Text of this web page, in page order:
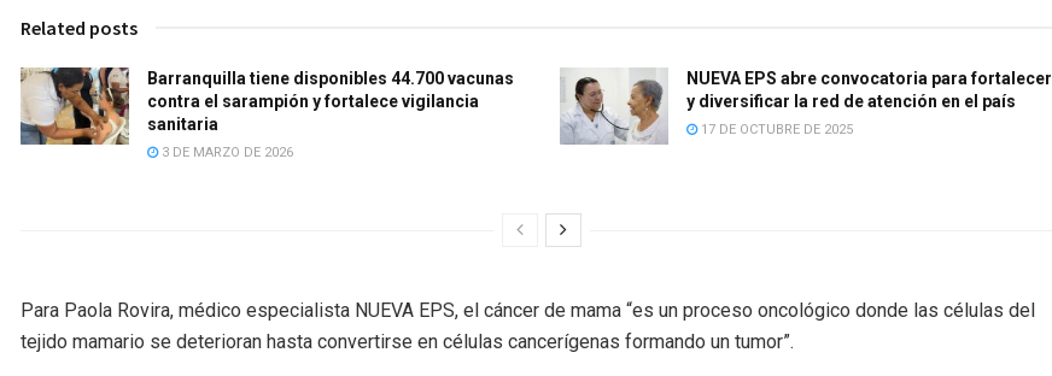
Related posts
Barranquilla tiene disponibles 44.700 vacunas
contra el sarampión y fortalece vigilancia
sanitaria
3 DE MARZO DE 2026
NUEVA EPS abre convocatoria para fortalecer
y diversificar la red de atención en el país
17 DE OCTUBRE DE 2025
Para Paola Rovira, médico especialista NUEVA EPS, el cáncer de mama “es un proceso oncológico donde las células del
tejido mamario se deterioran hasta convertirse en células cancerígenas formando un tumor”.